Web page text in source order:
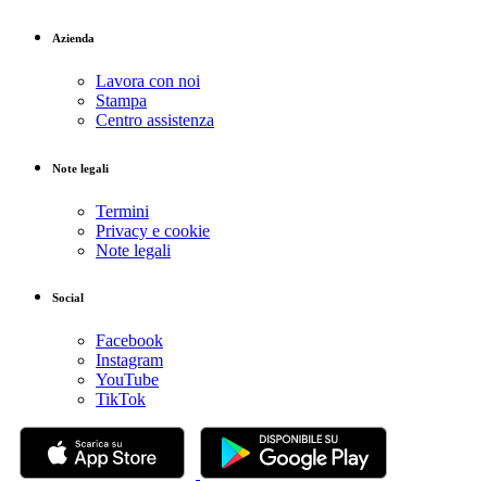
Azienda
Lavora con noi
Stampa
Centro assistenza
Note legali
Termini
Privacy e cookie
Note legali
Social
Facebook
Instagram
YouTube
TikTok